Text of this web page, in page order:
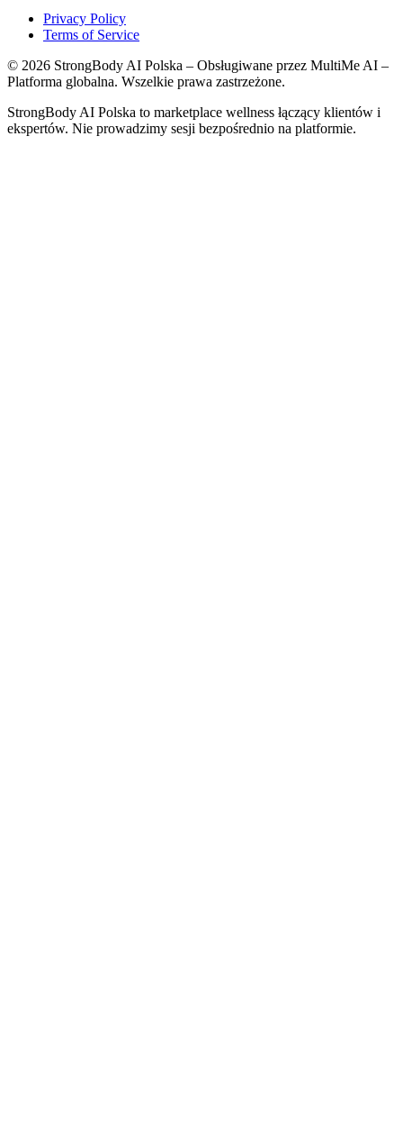
Privacy Policy
Terms of Service
© 2026 StrongBody AI Polska – Obsługiwane przez MultiMe AI –
Platforma globalna. Wszelkie prawa zastrzeżone.
StrongBody AI Polska to marketplace wellness łączący klientów i
ekspertów. Nie prowadzimy sesji bezpośrednio na platformie.